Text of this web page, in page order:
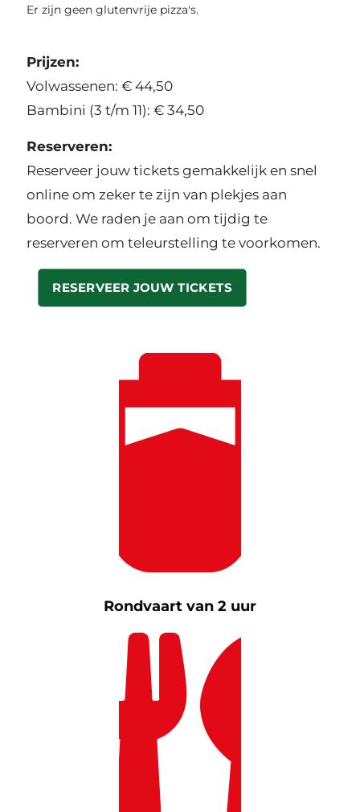
Er zijn geen glutenvrije pizza's.
Prijzen:
Volwassenen: € 44,50
Bambini (3 t/m 11): € 34,50
Reserveren:
Reserveer jouw tickets gemakkelijk en snel
online om zeker te zijn van plekjes aan
boord. We raden je aan om tijdig te
reserveren om teleurstelling te voorkomen.
RESERVEER JOUW TICKETS
Rondvaart van 2 uur